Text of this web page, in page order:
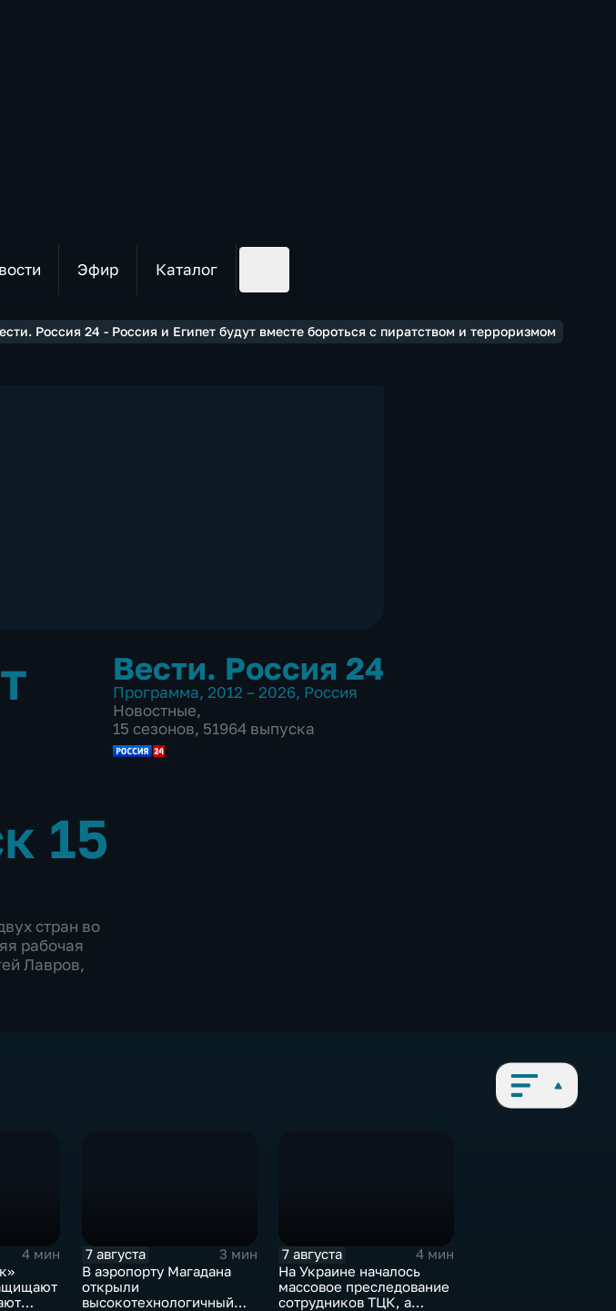
Эфир Каталог
Россия 24 - Россия и Египет будут вместе бороться с пиратством и терроризмом
15
стран во
рабочая
Лавров,
Вести. Россия 24
Программа, 2012 – 2026, Россия
Новостные,
15 сезонов, 51964 выпуска
4 мин
7 августа
3 мин
В аэропорту Магадана
открыли
высокотехнологичный
7 августа
4 мин
На Украине началось
массовое преследование
сотрудников ТЦК, а